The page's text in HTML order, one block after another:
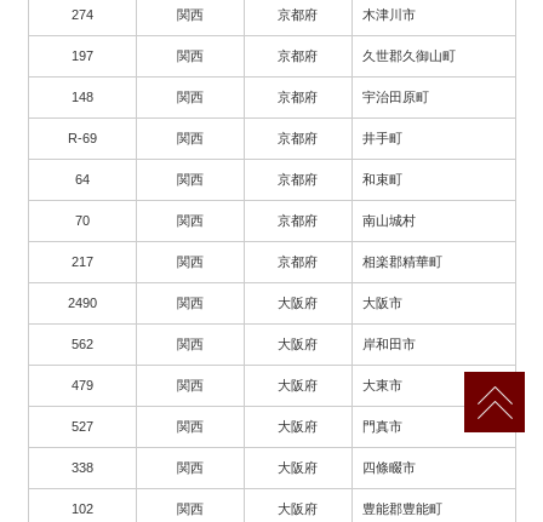
274 関西 京都府 木津川市
197 関西 京都府 久世郡久御山町
148 関西 京都府 宇治田原町
R-69 関西 京都府 井手町
64 関西 京都府 和束町
70 関西 京都府 南山城村
217 関西 京都府 相楽郡精華町
2490 関西 大阪府 大阪市
562 関西 大阪府 岸和田市
479 関西 大阪府 大東市
527 関西 大阪府 門真市
338 関西 大阪府 四條畷市
102 関西 大阪府 豊能郡豊能町